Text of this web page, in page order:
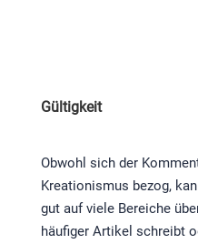
Gültigkeit
Obwohl sich der
Kreationismus bezog,
gut auf viele Bereiche
häufiger Artikel schreibt